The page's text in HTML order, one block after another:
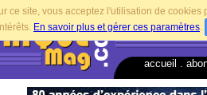
ce site, vous acceptez l'utilisation de
En savoir plus et gérer ces paramètres.
accueil